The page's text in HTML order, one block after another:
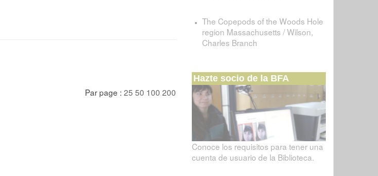
Par page : 25 50 100 200
The Copepods of the Woods Hole
region Massachusetts / Wilson,
Charles Branch
Hazte socio de la BFA
Conoce los requisitos para tener una
cuenta de usuario de la Biblioteca.